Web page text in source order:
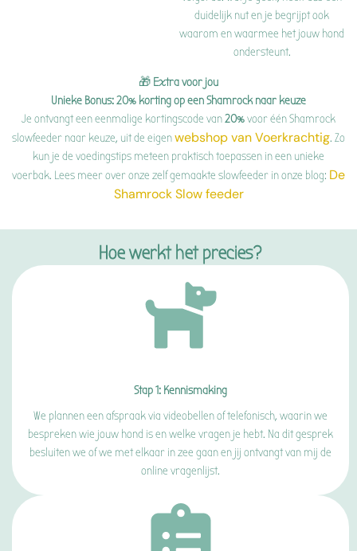
duidelijk nut en je begrijpt ook
waarom en waarmee het jouw hond
ondersteunt.
🎁 Extra voor jou
Unieke Bonus: 20% korting op een Shamrock naar keuze
Je ontvangt een eenmalige kortingscode van20%voor één Shamrock
slowfeeder naar keuze, uit de eigenwebshop van Voerkrachtig. Zo
kun je de voedingstips meteen praktisch toepassen in een unieke
voerbak. Lees meer over onze zelf gemaakte slowfeeder in onze blog: De
Shamrock Slow feeder
Hoe werkt het precies?
Stap 1: Kennismaking
We plannen een afspraak via videobellen of telefonisch, waarin we
bespreken wie jouw hond is en welke vragen je hebt. Na dit gesprek
besluiten we of we met elkaar in zee gaan en jij ontvangt van mij de
online vragenlijst.